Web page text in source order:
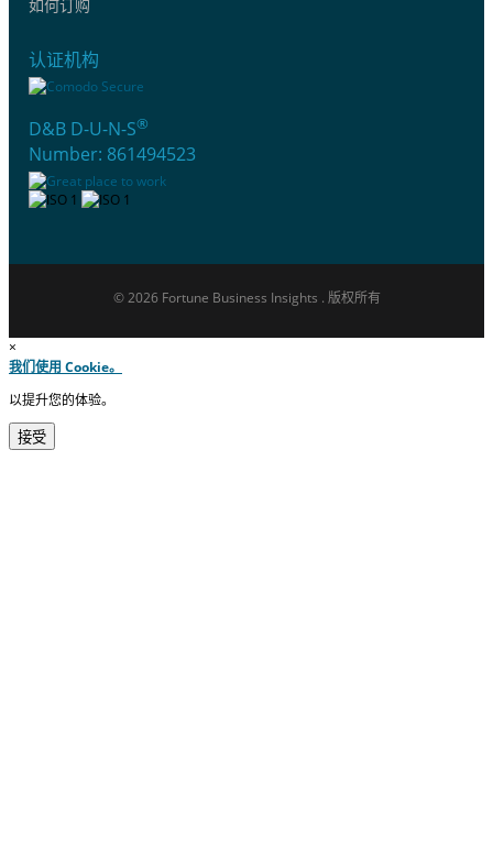
如何订购
认证机构
D&B D-U-N-S®
Number: 861494523
© 2026 Fortune Business Insights . 版权所有
×
我们使用 Cookie。
以提升您的体验。
接受